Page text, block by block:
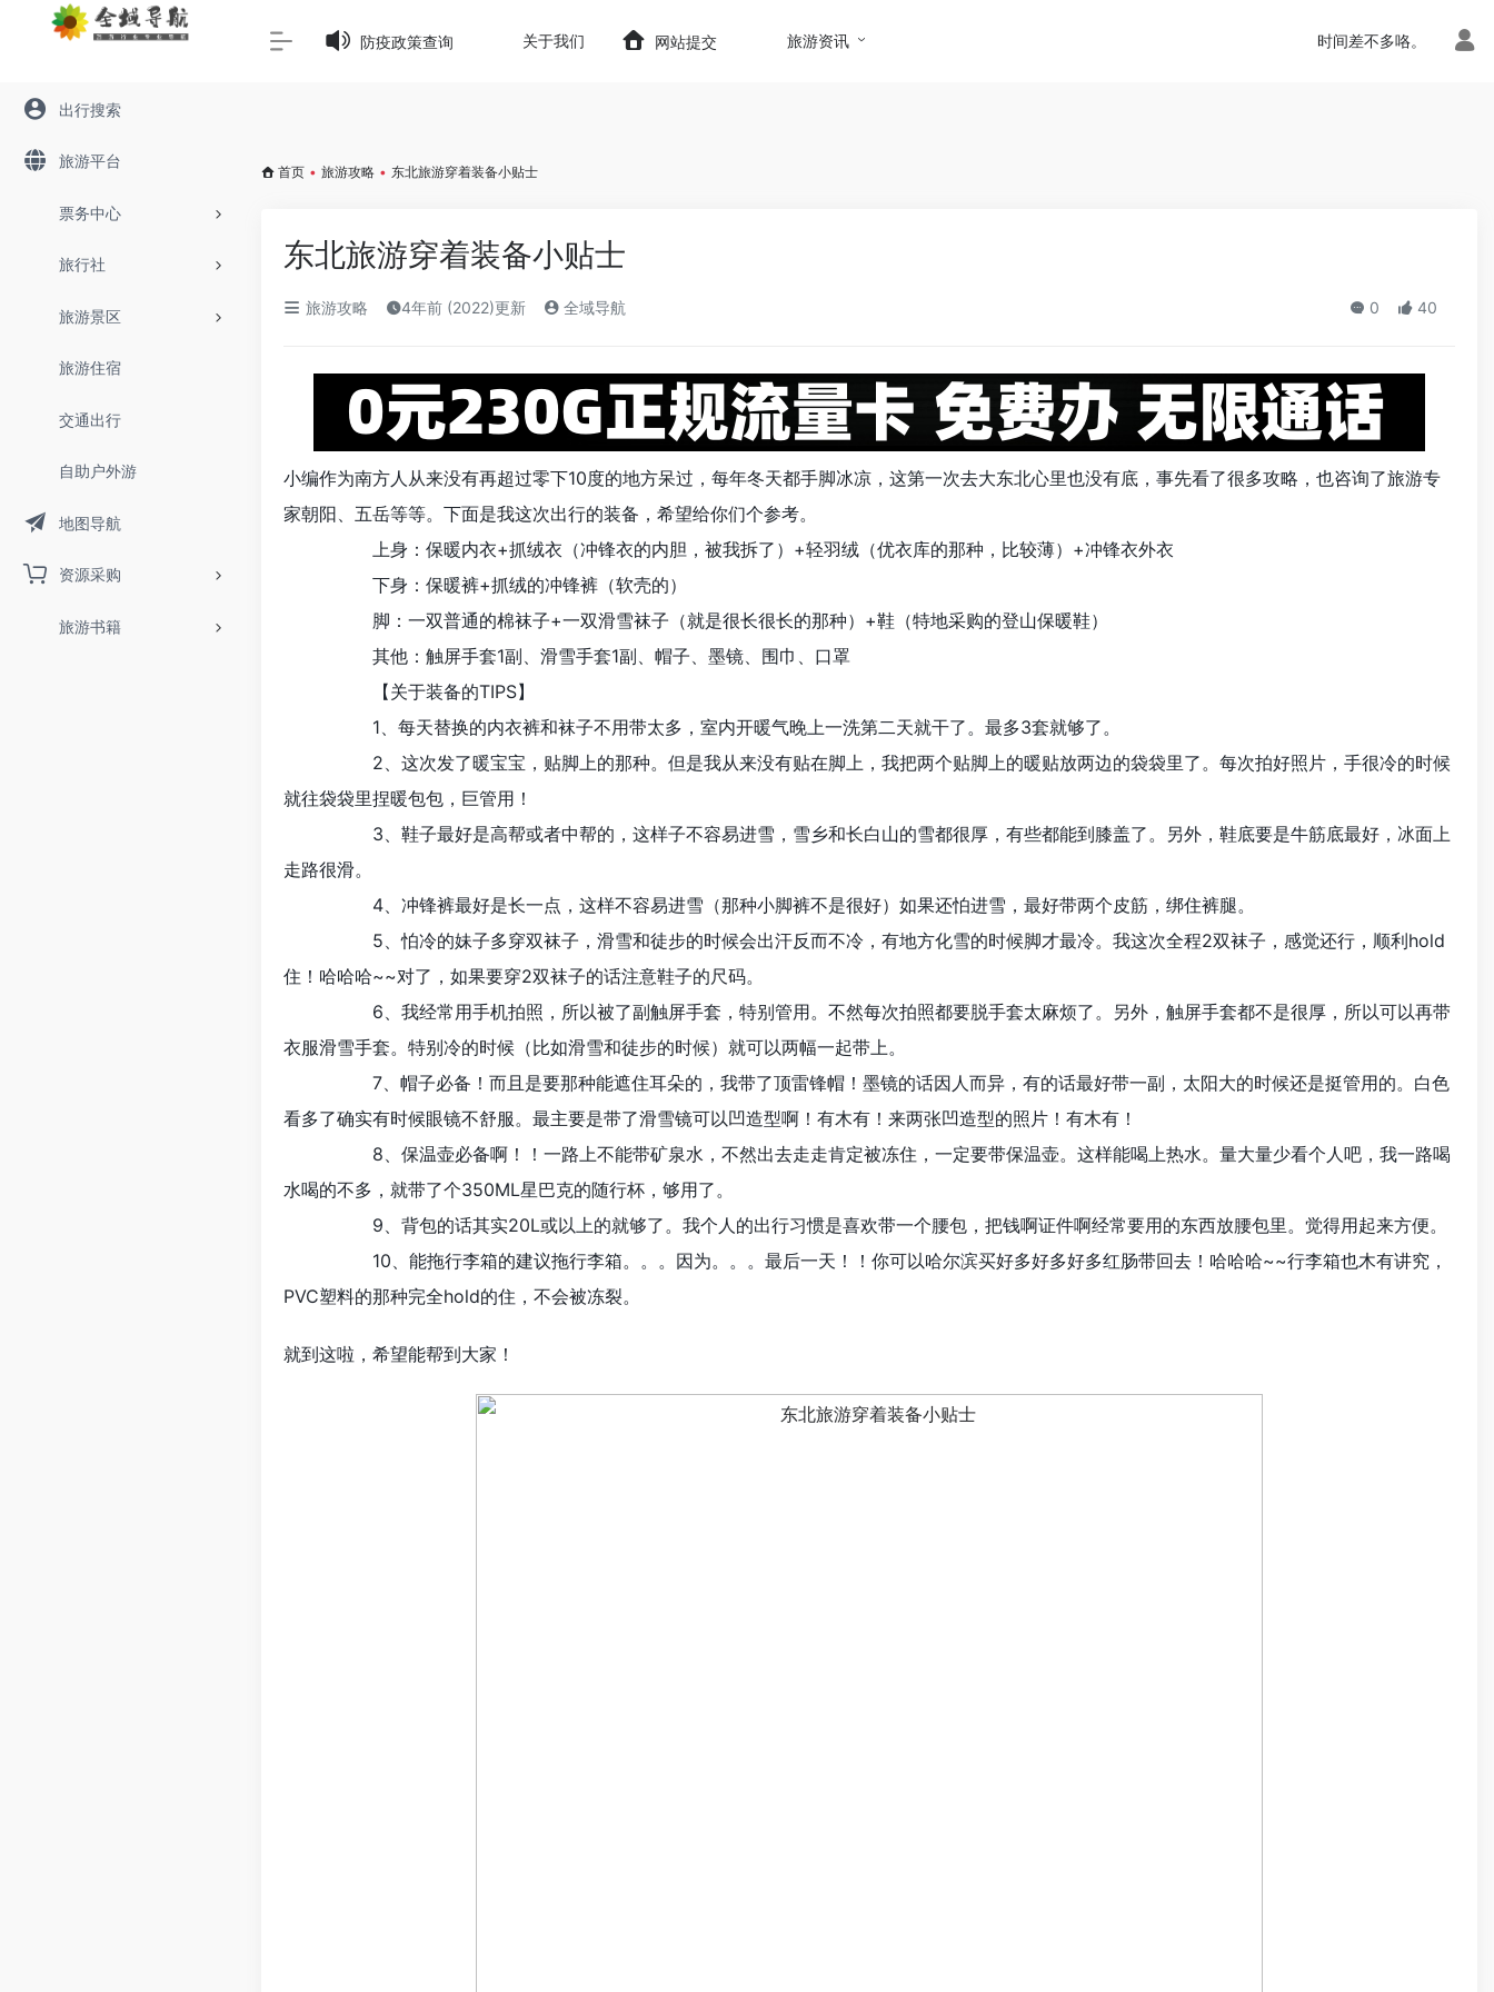
Warning: Array to string conversion in/www/wwwroot/645t.com/wp-content/themes/onenav/inc/wp-optimization.php
出行搜索
旅游平台
票务中心
旅行社
旅游景区
旅游住宿
交通出行
自助户外游
地图导航
资源采购
旅游书籍
防疫政策查询 关于我们 网站提交 旅游资讯 时间差不多咯。
首页 • 旅游攻略 • 东北旅游穿着装备小贴士
东北旅游穿着装备小贴士
旅游攻略 4年前 (2022)更新 全域导航 0 40
小编作为南方人从来没有再超过零下10度的地方呆过，每年冬天都手脚冰凉，这第一次去大东北心里也没有底，事先看了很多攻略，也咨询了旅游专
家朝阳、五岳等等。下面是我这次出行的装备，希望给你们个参考。
上身：保暖内衣+抓绒衣（冲锋衣的内胆，被我拆了）+轻羽绒（优衣库的那种，比较薄）+冲锋衣外衣
下身：保暖裤+抓绒的冲锋裤（软壳的）
脚：一双普通的棉袜子+一双滑雪袜子（就是很长很长的那种）+鞋（特地采购的登山保暖鞋）
其他：触屏手套1副、滑雪手套1副、帽子、墨镜、围巾、口罩
【关于装备的TIPS】
1、每天替换的内衣裤和袜子不用带太多，室内开暖气晚上一洗第二天就干了。最多3套就够了。
2、这次发了暖宝宝，贴脚上的那种。但是我从来没有贴在脚上，我把两个贴脚上的暖贴放两边的袋袋里了。每次拍好照片，手很冷的时候
就往袋袋里捏暖包包，巨管用！
3、鞋子最好是高帮或者中帮的，这样子不容易进雪，雪乡和长白山的雪都很厚，有些都能到膝盖了。另外，鞋底要是牛筋底最好，冰面上
走路很滑。
4、冲锋裤最好是长一点，这样不容易进雪（那种小脚裤不是很好）如果还怕进雪，最好带两个皮筋，绑住裤腿。
5、怕冷的妹子多穿双袜子，滑雪和徒步的时候会出汗反而不冷，有地方化雪的时候脚才最冷。我这次全程2双袜子，感觉还行，顺利hold
住！哈哈哈~~对了，如果要穿2双袜子的话注意鞋子的尺码。
6、我经常用手机拍照，所以被了副触屏手套，特别管用。不然每次拍照都要脱手套太麻烦了。另外，触屏手套都不是很厚，所以可以再带
衣服滑雪手套。特别冷的时候（比如滑雪和徒步的时候）就可以两幅一起带上。
7、帽子必备！而且是要那种能遮住耳朵的，我带了顶雷锋帽！墨镜的话因人而异，有的话最好带一副，太阳大的时候还是挺管用的。白色
看多了确实有时候眼镜不舒服。最主要是带了滑雪镜可以凹造型啊！有木有！来两张凹造型的照片！有木有！
8、保温壶必备啊！！一路上不能带矿泉水，不然出去走走肯定被冻住，一定要带保温壶。这样能喝上热水。量大量少看个人吧，我一路喝
水喝的不多，就带了个350ML星巴克的随行杯，够用了。
9、背包的话其实20L或以上的就够了。我个人的出行习惯是喜欢带一个腰包，把钱啊证件啊经常要用的东西放腰包里。觉得用起来方便。
10、能拖行李箱的建议拖行李箱。。。因为。。。最后一天！！你可以哈尔滨买好多好多好多红肠带回去！哈哈哈~~行李箱也木有讲究，
PVC塑料的那种完全hold的住，不会被冻裂。
就到这啦，希望能帮到大家！